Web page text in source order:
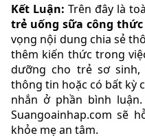
Kết Luận: Trên đây là
trẻ uống sữa công
vọng nội dung chia sẻ
thêm kiến thức trong
dưỡng cho trẻ sơ
thông tin hoặc có bất kỳ
nhắn ở phần bình
Suangoainhap.com sẽ
khỏe mẹ an tâm.